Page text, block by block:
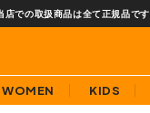
店での取扱商品は全て正規品です
WOMEN KIDS